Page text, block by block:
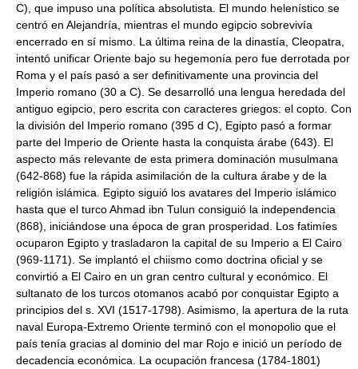
C), que impuso una política absolutista. El mundo helenístico se
centró en Alejandría, mientras el mundo egipcio sobrevivía
encerrado en sí mismo. La última reina de la dinastía, Cleopatra,
intentó unificar Oriente bajo su hegemonía pero fue derrotada por
Roma y el país pasó a ser definitivamente una provincia del
Imperio romano (30 a C). Se desarrolló una lengua heredada del
antiguo egipcio, pero escrita con caracteres griegos: el copto. Con
la división del Imperio romano (395 d C), Egipto pasó a formar
parte del Imperio de Oriente hasta la conquista árabe (643). El
aspecto más relevante de esta primera dominación musulmana
(642-868) fue la rápida asimilación de la cultura árabe y de la
religión islámica. Egipto siguió los avatares del Imperio islámico
hasta que el turco Ahmad ibn Tulun consiguió la independencia
(868), iniciándose una época de gran prosperidad. Los fatimíes
ocuparon Egipto y trasladaron la capital de su Imperio a El Cairo
(969-1171). Se implantó el chiismo como doctrina oficial y se
convirtió a El Cairo en un gran centro cultural y económico. El
sultanato de los turcos otomanos acabó por conquistar Egipto a
principios del s. XVI (1517-1798). Asimismo, la apertura de la ruta
naval Europa-Extremo Oriente terminó con el monopolio que el
país tenía gracias al dominio del mar Rojo e inició un período de
decadencia económica. La ocupación francesa (1784-1801)